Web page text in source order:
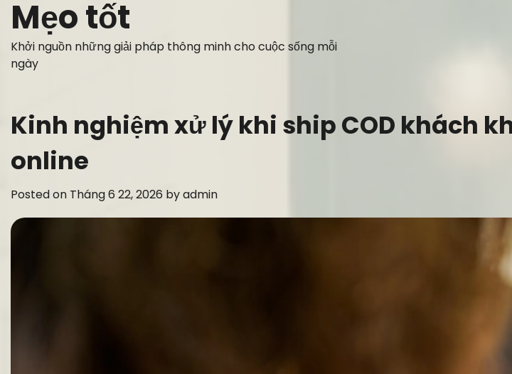
Skip
content
Mẹo tốt
Khởi nguồn những giải pháp thông minh cho cuộc sống mỗi
ngày
Kinh nghiệm xử lý khi ship COD khách
online
Posted on Tháng 6 22, 2026 byadmin